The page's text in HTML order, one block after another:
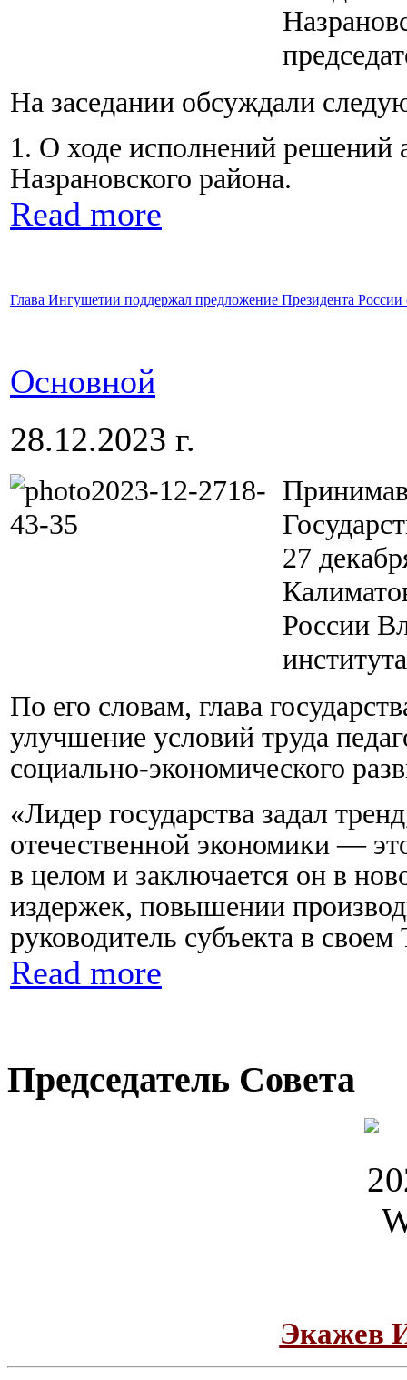
На заседании обсуждали
1. О ходе исполнений решений
Назрановского района.
Read more
Глава Ингушетии поддержал предложение Президента России
Основной
28.12.2023 г.
27
России
По его словам, глава
улучшение условий труда
социально-экономического
«Лидер государства задал
отечественной экономики —
в целом и заключается он в
издержек, повышении
руководитель субъекта в
Read more
Председатель Совета
Экажев